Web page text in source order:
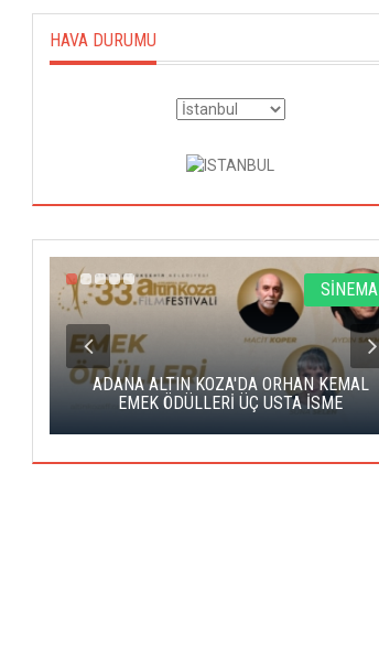
HAVA DURUMU
SİNEMA
ADANA ALTIN KOZA'DA ORHAN KEMAL
EMEK ÖDÜLLERİ ÜÇ USTA İSME